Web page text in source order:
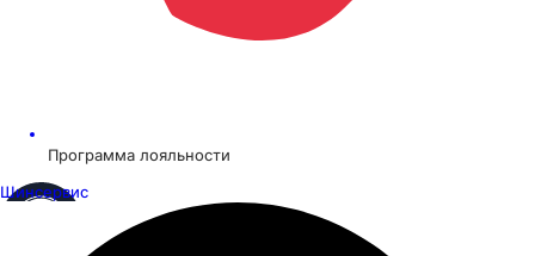
Программа лояльности
Шинсервис